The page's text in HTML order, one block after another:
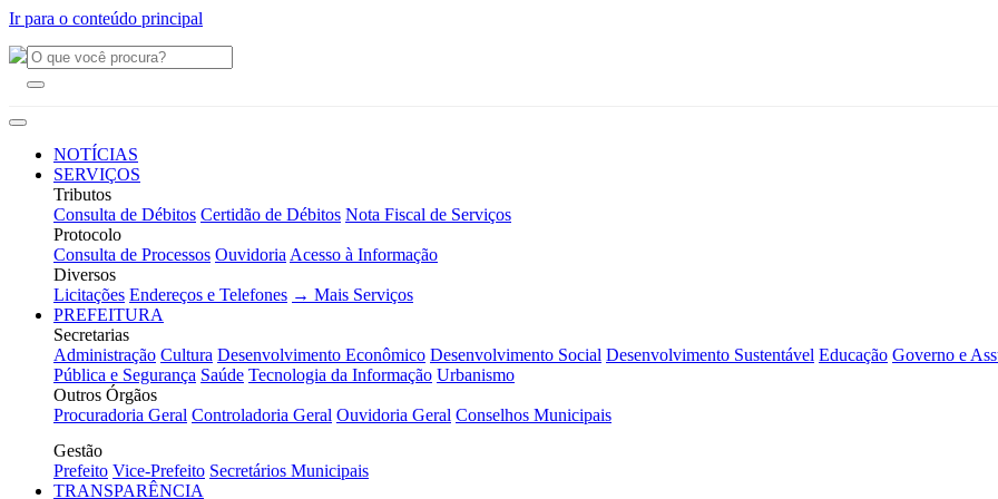
Ir para o conteúdo principal
NOTÍCIAS
SERVIÇOS
Tributos
Consulta de Débitos Certidão de Débitos Nota Fiscal de Serviços
Protocolo
Consulta de Processos Ouvidoria Acesso à Informação
Diversos
Licitações Endereços e Telefones → Mais Serviços
PREFEITURA
Secretarias
Administração Cultura Desenvolvimento Econômico Desenvolvimento Social Desenvolvimento Sustentável Educação Governo e
Pública e Segurança Saúde Tecnologia da Informação Urbanismo
Outros Órgãos
Procuradoria Geral Controladoria Geral Ouvidoria Geral Conselhos Municipais
Gestão
Prefeito Vice-Prefeito Secretários Municipais
TRANSPARÊNCIA